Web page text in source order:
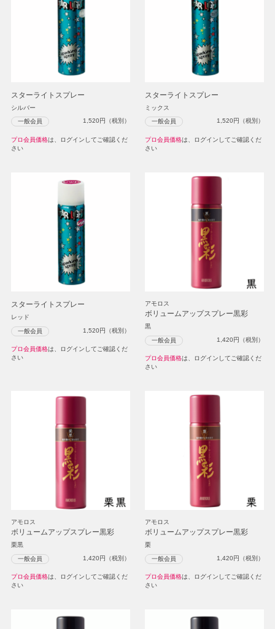
スターライトスプレー
シルバー
一般会員 1,520円（税別）
プロ会員価格は、ログインしてご確認くだ
さい
スターライトスプレー
ミックス
一般会員 1,520円（税別）
プロ会員価格は、ログインしてご確認くだ
さい
スターライトスプレー
レッド
一般会員 1,520円（税別）
プロ会員価格は、ログインしてご確認くだ
さい
アモロス
ボリュームアップスプレー黒彩
黒
一般会員 1,420円（税別）
プロ会員価格は、ログインしてご確認くだ
さい
アモロス
ボリュームアップスプレー黒彩
栗黒
一般会員 1,420円（税別）
プロ会員価格は、ログインしてご確認くだ
さい
アモロス
ボリュームアップスプレー黒彩
栗
一般会員 1,420円（税別）
プロ会員価格は、ログインしてご確認くだ
さい